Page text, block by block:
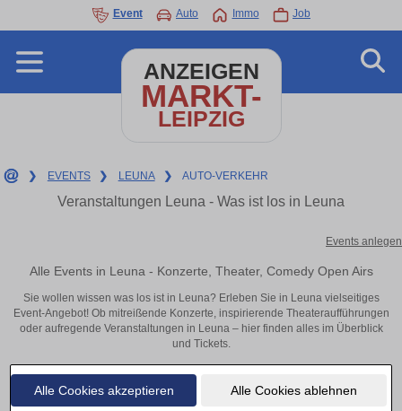
Alle Cookies akzeptieren Alle Cookies ablehnen
Event Auto Immo Job
ANZEIGEN
MARKT-
LEIPZIG
❯ EVENTS ❯ LEUNA ❯ AUTO-VERKEHR
Veranstaltungen Leuna - Was ist los in Leuna
Events anlegen
Alle Events in Leuna - Konzerte, Theater, Comedy Open Airs
Sie wollen wissen was los ist in Leuna? Erleben Sie in Leuna vielseitiges
Event-Angebot! Ob mitreißende Konzerte, inspirierende Theateraufführungen
oder aufregende Veranstaltungen in Leuna – hier finden alles im Überblick
und Tickets.